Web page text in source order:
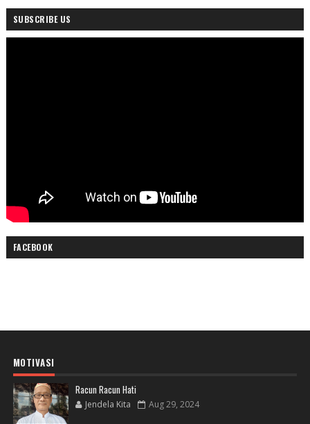
SUBSCRIBE US
FACEBOOK
MOTIVASI
Racun Racun Hati
Jendela Kita Aug 29, 2024